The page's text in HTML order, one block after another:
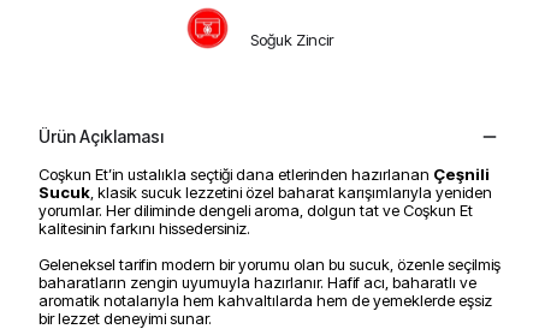
Soğuk Zincir
Ürün Açıklaması
Coşkun Et’in ustalıkla seçtiği dana etlerinden hazırlanan Çeşnili
Sucuk , klasik sucuk lezzetini özel baharat karışımlarıyla yeniden
yorumlar. Her diliminde dengeli aroma, dolgun tat ve Coşkun Et
kalitesinin farkını hissedersiniz.
Geleneksel tarifin modern bir yorumu olan bu sucuk, özenle seçilmiş
baharatların zengin uyumuyla hazırlanır. Hafif acı, baharatlı ve
aromatik notalarıyla hem kahvaltılarda hem de yemeklerde eşsiz
bir lezzet deneyimi sunar.